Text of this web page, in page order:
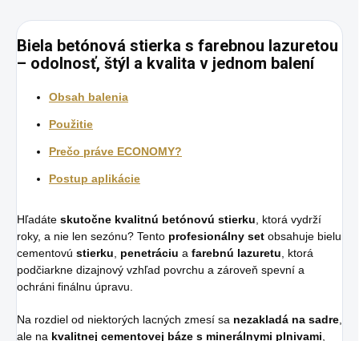
Biela betónová stierka s farebnou lazuretou
– odolnosť, štýl a kvalita v jednom balení
Obsah balenia
Použitie
Prečo práve ECONOMY?
Postup aplikácie
Hľadáte skutočne kvalitnú betónovú stierku, ktorá vydrží
roky, a nie len sezónu? Tento profesionálny set obsahuje bielu
cementovú stierku, penetráciu a farebnú lazuretu, ktorá
podčiarkne dizajnový vzhľad povrchu a zároveň spevní a
ochráni finálnu úpravu.
Na rozdiel od niektorých lacných zmesí sa nezakladá na sadre,
ale na kvalitnej cementovej báze s minerálnymi plnivami,